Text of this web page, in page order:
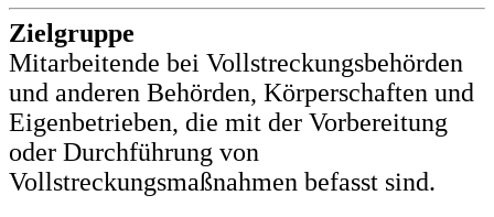
Zielgruppe
Mitarbeitende bei Vollstreckungsbehörden
und anderen Behörden, Körperschaften und
Eigenbetrieben, die mit der Vorbereitung
oder Durchführung von
Vollstreckungsmaßnahmen befasst sind.